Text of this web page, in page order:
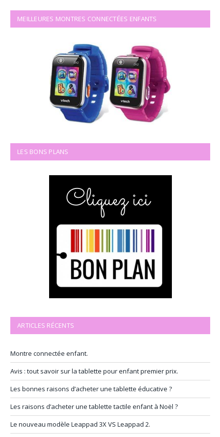
MEILLEURES MONTRES CONNECTÉES ENFANTS
LES BONS PLANS
ARTICLES RÉCENTS
Montre connectée enfant.
Avis : tout savoir sur la tablette pour enfant premier prix.
Les bonnes raisons d’acheter une tablette éducative ?
Les raisons d’acheter une tablette tactile enfant à Noël ?
Le nouveau modèle Leappad 3X VS Leappad 2.